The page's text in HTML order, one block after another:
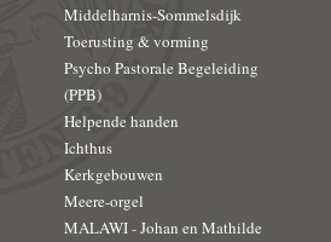
Middelharnis-Sommelsdijk
Toerusting & vorming
Psycho Pastorale Begeleiding
(PPB)
Helpende handen
Ichthus
Kerkgebouwen
Meere-orgel
MALAWI - Johan en Mathilde